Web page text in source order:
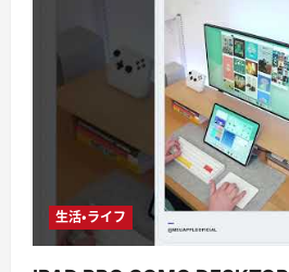
生活・ライフ